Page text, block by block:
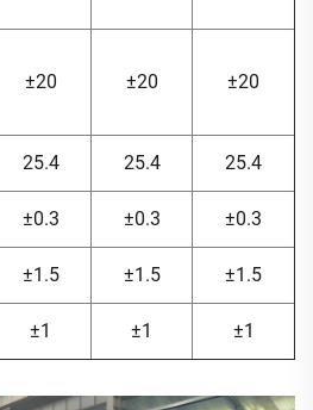
±20 ±20 ±20
25.4 25.4 25.4
±0.3 ±0.3 ±0.3
±1.5 ±1.5 ±1.5
±1 ±1 ±1